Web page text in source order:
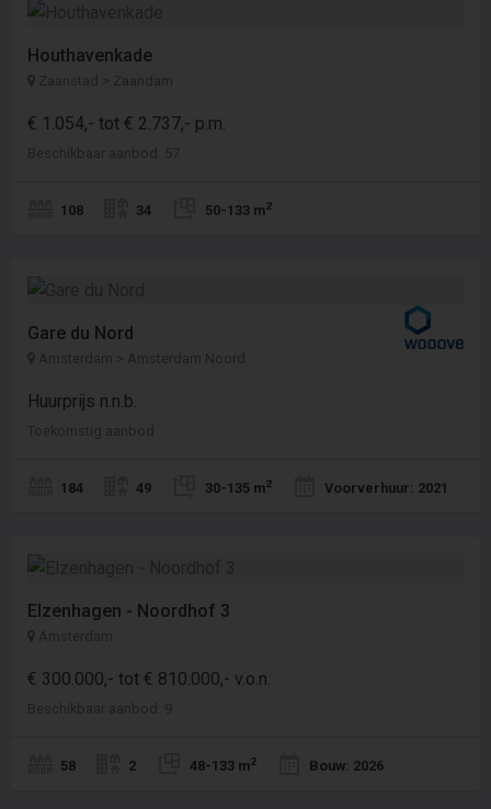
Houthavenkade
Zaanstad > Zaandam
€ 1.054,- tot € 2.737,- p.m.
Beschikbaar aanbod: 57
108 34 50-133 m2
Gare du Nord
Amsterdam > Amsterdam Noord
Huurprijs n.n.b.
Toekomstig aanbod
184 49 30-135 m2 Voorverhuur: 2021
Elzenhagen - Noordhof 3
Amsterdam
€ 300.000,- tot € 810.000,- v.o.n.
Beschikbaar aanbod: 9
58 2 48-133 m2 Bouw: 2026